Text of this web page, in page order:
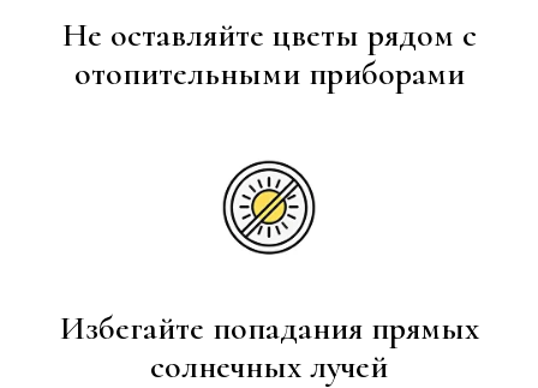
Не оставляйте цветы рядом с
отопительными приборами
Избегайте попадания прямых
солнечных лучей